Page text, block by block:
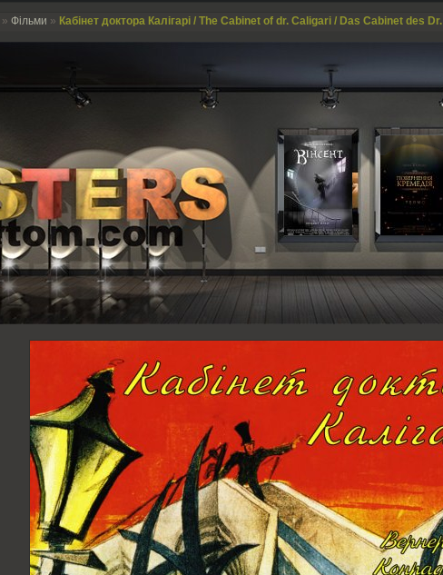
» Фільми » Кабінет доктора Калігарі / The Cabinet of dr. Caligari / Das Cabinet des Dr.